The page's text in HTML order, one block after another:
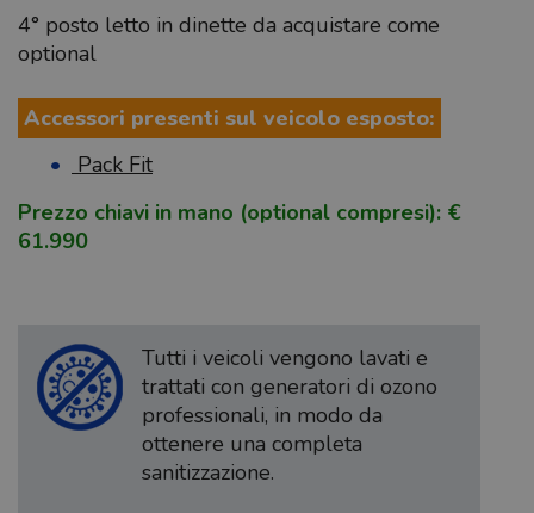
4° posto letto in dinette da acquistare come
optional
Accessori presenti sul veicolo esposto:
Pack Fit
Prezzo chiavi in mano (optional compresi): €
61.990
Tutti i veicoli vengono lavati e
trattati con generatori di ozono
professionali, in modo da
ottenere una completa
sanitizzazione.